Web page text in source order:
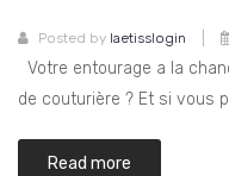
QUI
Posted by laetisslogin
Votre entourage a la
de couturière ? Et si vous
Read more